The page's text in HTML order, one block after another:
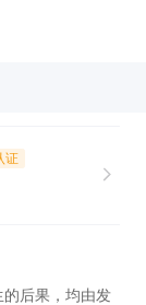
证
后果，均由发